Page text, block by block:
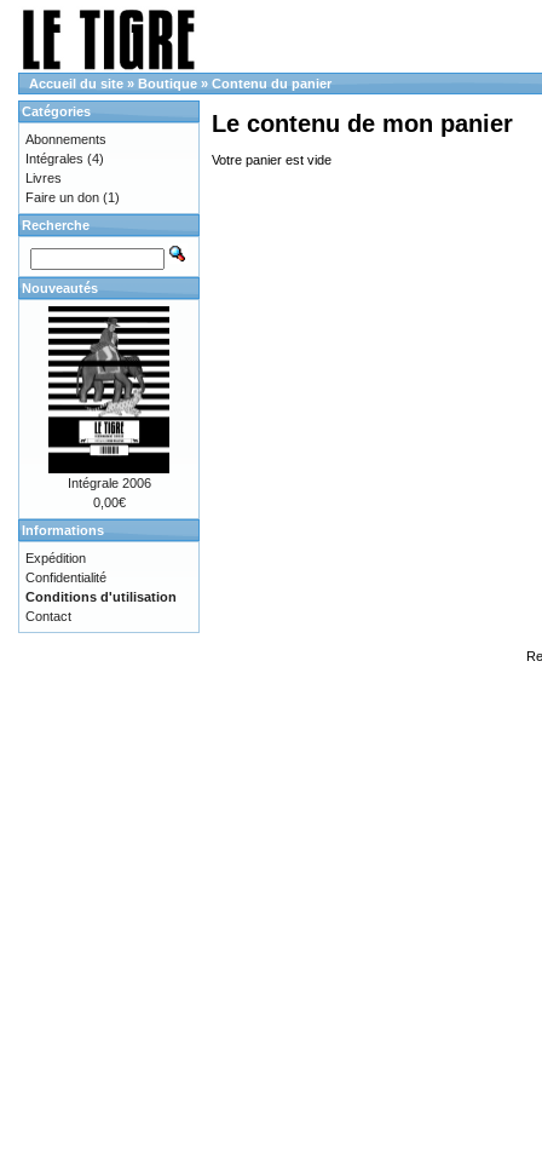
Accueil du site » Boutique » Contenu du panier
Le contenu de mon panier
Votre panier est vide
Catégories
Abonnements
Intégrales (4)
Livres
Faire un don (1)
Recherche
Nouveautés
Intégrale 2006
0,00€
Informations
Expédition
Confidentialité
Conditions d'utilisation
Contact